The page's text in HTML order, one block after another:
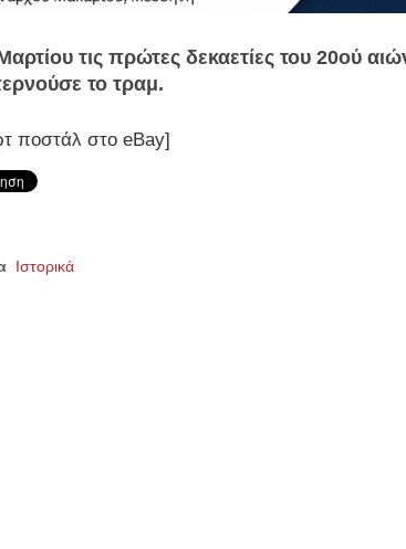
τις πρώτες δεκαετίες του 20ού
το τραμ.
ποστάλ στο eΒay]
Ιστορικά